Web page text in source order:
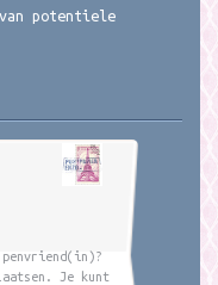
potentiele
Je kunt